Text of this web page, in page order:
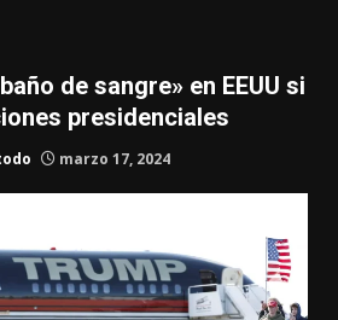
de sangre» en EEUU si
presidenciales
marzo 17, 2024